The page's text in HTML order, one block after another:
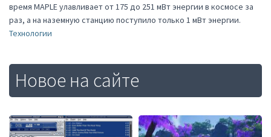
время MAPLE улавливает от 175 до 251 мВт энергии в космосе за
раз, а на наземную станцию поступило только 1 мВт энергии.
Технологии
Новое на сайте